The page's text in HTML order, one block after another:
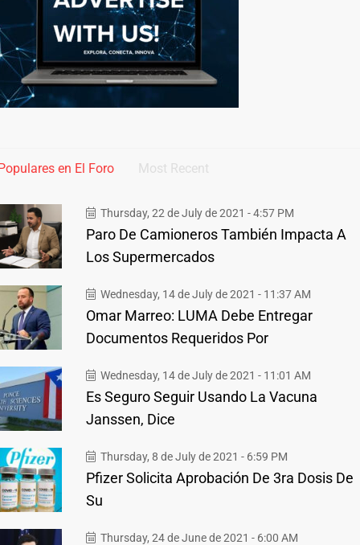
en El Foro Most Recent
Thursday, 22 de July de 2021 - 4:57 PM
Paro De Camioneros También Impacta A
Los Supermercados
Wednesday, 14 de July de 2021 - 11:37 AM
Omar Marreo: LUMA Debe Entregar
Documentos Requeridos Por
Wednesday, 14 de July de 2021 - 11:01 AM
Es Seguro Seguir Usando La Vacuna
Janssen, Dice
Thursday, 8 de July de 2021 - 6:59 PM
Pfizer Solicita Aprobación De 3ra Dosis De
Su
Thursday, 24 de June de 2021 - 6:00 AM